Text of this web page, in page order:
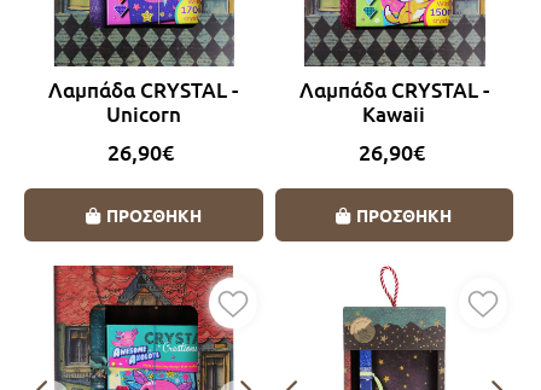
Λαμπάδα CRYSTAL -
Unicorn
26,90€
ΠΡΟΣΘΗΚΗ
Λαμπάδα CRYSTAL -
Kawaii
26,90€
ΠΡΟΣΘΗΚΗ